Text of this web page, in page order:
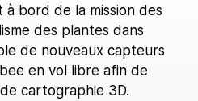
bord de la mission des
des plantes dans
de nouveaux capteurs
en vol libre afin de
cartographie 3D.